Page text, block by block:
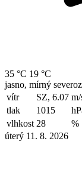
35 °C 19 °C
jasno, mírný
vítr
SZ, 6.07 m/
tlak
1015
vlhkost 28
%
úterý 11. 8. 2026